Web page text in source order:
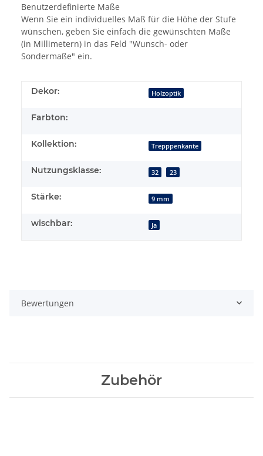
Benutzerdefinierte Maße
Wenn Sie ein individuelles Maß für die Höhe der Stufe
wünschen, geben Sie einfach die gewünschten Maße
(in Millimetern) in das Feld "Wunsch- oder
Sondermaße" ein.
Dekor: Holzoptik
Farbton: